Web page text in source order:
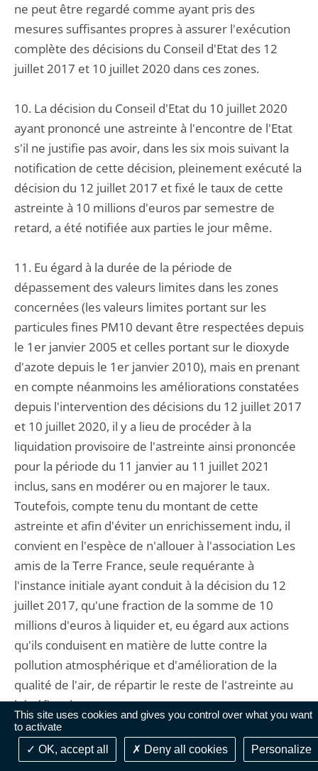
This site uses cookies and gives you control over what you want
to activate
OK, accept all
Deny all cookies Personalize
ne peut être regardé comme ayant pris des
mesures suffisantes propres à assurer l'exécution
complète des décisions du Conseil d'Etat des 12
juillet 2017 et 10 juillet 2020 dans ces zones.
10. La décision du Conseil d'Etat du 10 juillet 2020
ayant prononcé une astreinte à l'encontre de l'Etat
s'il ne justifie pas avoir, dans les six mois suivant la
notification de cette décision, pleinement exécuté la
décision du 12 juillet 2017 et fixé le taux de cette
astreinte à 10 millions d'euros par semestre de
retard, a été notifiée aux parties le jour même.
11. Eu égard à la durée de la période de
dépassement des valeurs limites dans les zones
concernées (les valeurs limites portant sur les
particules fines PM10 devant être respectées depuis
le 1er janvier 2005 et celles portant sur le dioxyde
d'azote depuis le 1er janvier 2010), mais en prenant
en compte néanmoins les améliorations constatées
depuis l'intervention des décisions du 12 juillet 2017
et 10 juillet 2020, il y a lieu de procéder à la
liquidation provisoire de l'astreinte ainsi prononcée
pour la période du 11 janvier au 11 juillet 2021
inclus, sans en modérer ou en majorer le taux.
Toutefois, compte tenu du montant de cette
astreinte et afin d'éviter un enrichissement indu, il
convient en l'espèce de n'allouer à l'association Les
amis de la Terre France, seule requérante à
l'instance initiale ayant conduit à la décision du 12
juillet 2017, qu'une fraction de la somme de 10
millions d'euros à liquider et, eu égard aux actions
qu'ils conduisent en matière de lutte contre la
pollution atmosphérique et d'amélioration de la
qualité de l'air, de répartir le reste de l'astreinte au
bénéfice de :
- l'Agence de l'environnement et de la maîtrise de
l'énergie (ADEME), établissement public à caractère
industriel et commercial exerçant des actions